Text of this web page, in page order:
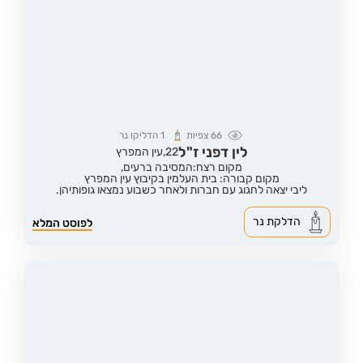
66צפיות 1 הדליקו נר
לין דפני ז"ל22, עין המפרץ
מקום רצח:המסיבה ברעים,
מקום קבורה: בית העלמין בקיבוץ עין המפרץ
ליבי יצאה לחגוג עם חברות ולאחר כשבוע נמצאו גופותיהן.
לפוסט המלא הדלקת נר